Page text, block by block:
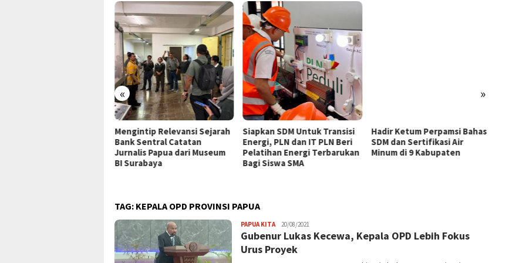
« »
Mengintip Relevansi Sejarah
Bank Sentral Catatan
Jurnalis Papua dari Museum
BI Surabaya
Siapkan SDM Untuk Transisi
Energi, PLN dan IT PLN Beri
Pelatihan Energi Terbarukan
Bagi Siswa SMA
Hadir Ketum Perpamsi Bahas
SDM dan Sertifikasi Air
Minum di 9 Kabupaten
TAG: KEPALA OPD PROVINSI PAPUA
PAPUA KITAFrida
Adriana
20/08/2021
Gubenur Lukas Kecewa, Kepala OPD Lebih Fokus
Urus Proyek